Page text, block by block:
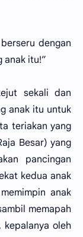
dengan
anak itu!”
sekali dan
anak itu untuk
teriakan yang
Besar) yang
pancingan
kedua anak
anak
memapah
kepalanya oleh